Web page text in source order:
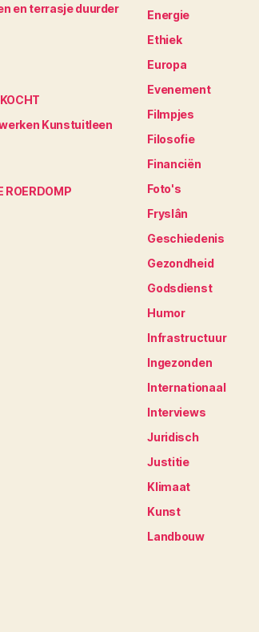
en terrasje duurder
Kunstuitleen
ROERDOMP
Energie
Ethiek
Europa
Evenement
Filmpjes
Filosofie
Financiën
Foto's
Fryslân
Geschiedenis
Gezondheid
Godsdienst
Humor
Infrastructuur
Ingezonden
Internationaal
Interviews
Juridisch
Justitie
Klimaat
Kunst
Landbouw